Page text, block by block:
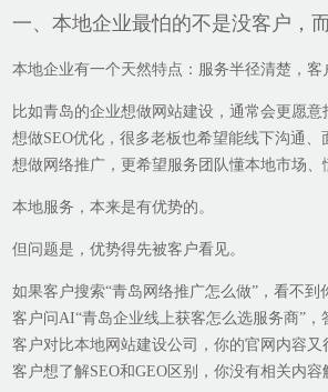
一、本地企业最怕的不是没客户，
本地企业有一个天然特点：服务半径清楚，客
比如青岛的企业想做网站建设，通常会更愿意
想做SEO优化，很多老板也希望能线下沟通、
想做网络推广，更希望服务团队懂本地市场、
本地服务，本来是有优势的。
但问题是，优势得先被客户看见。
如果客户搜索“青岛网络推广怎么做”，看不到
客户问AI“青岛企业线上获客怎么选服务商”，
客户对比本地网站建设公司，你的官网内容又
客户想了解SEO和GEO区别，你没有相关内容